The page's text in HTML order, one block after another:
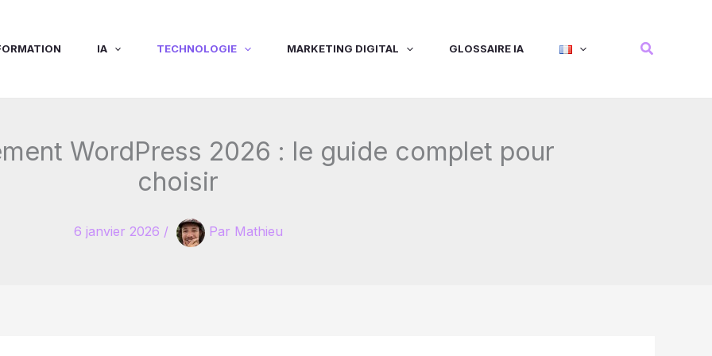
IA TECHNOLOGIE MARKETING DIGITAL GLOSSAIRE IA
WordPress 2026 : le guide complet pour
choisir
6 janvier 2026 / Par Mathieu